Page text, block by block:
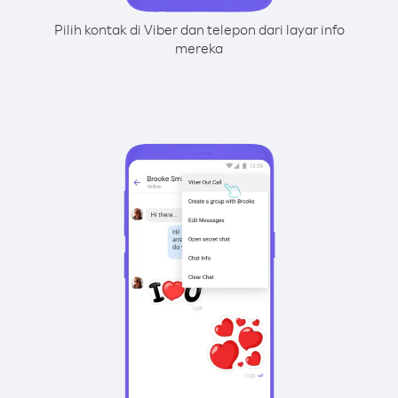
Pilih kontak di Viber dan telepon dari layar info
mereka